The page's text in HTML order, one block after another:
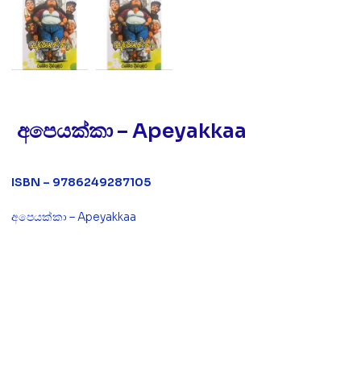
අපෙයක්කා – Apeyakkaa
ISBN – 9786249287105
අපෙයක්කා – Apeyakkaa